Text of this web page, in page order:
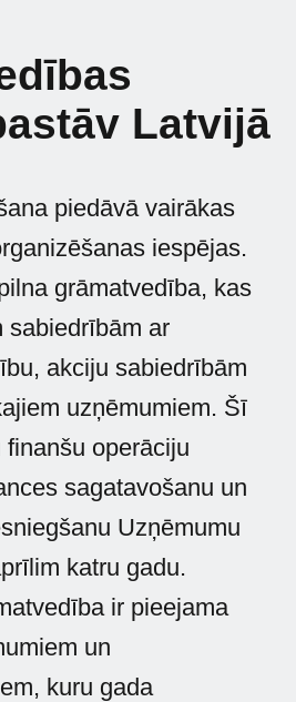
Latvijā
piedāvā vairākas
iespējas.
grāmatvedība, kas
sabiedrībām ar
akciju sabiedrībām
uzņēmumiem. Šī
operāciju
sagatavošanu un
Uzņēmumu
katru gadu.
ir pieejama
un
kuru gada